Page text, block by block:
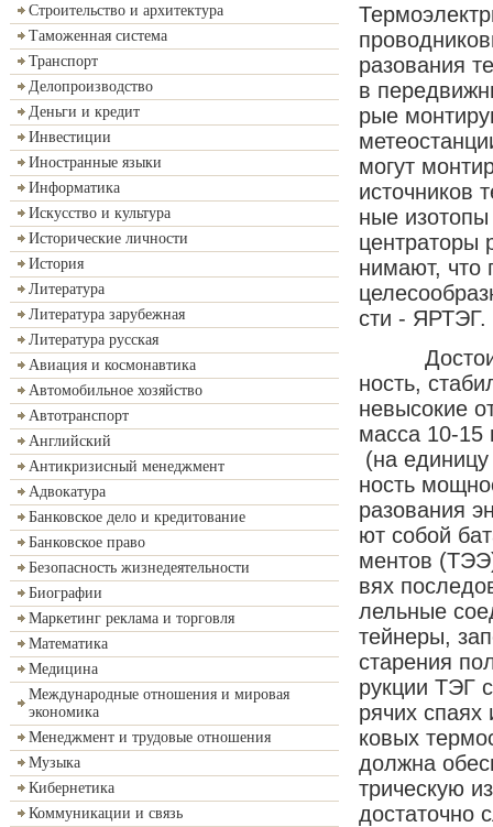
Строительство и архитектура
Таможенная система
Транспорт
Делопроизводство
Деньги и кредит
Инвестиции
Иностранные языки
Информатика
Искусство и культура
Исторические личности
История
Литература
Литература зарубежная
Литература русская
Авиация и космонавтика
Автомобильное хозяйство
Автотранспорт
Английский
Антикризисный менеджмент
Адвокатура
Банковское дело и кредитование
Банковское право
Безопасность жизнедеятельности
Биографии
Маркетинг реклама и торговля
Математика
Медицина
Международные отношения и мировая
экономика
Менеджмент и трудовые отношения
Музыка
Кибернетика
Коммуникации и связь
ра­зо­ва­ния
в
рые
мо­гут
ис­точ­ни­ков
ные
цен­тра­то­ры
ни­ма­ют, что
сти -
ность,
не­вы­со­кие
мас­са 10-15
(на
ность
ра­зо­ва­ния
ют со­бой
мен­тов
вях
лель­ные
тей­не­ры,
ста­ре­ния
рук­ции ТЭГ
рячих
ко­вых
долж­на
тричес­кую
дос­та­точно